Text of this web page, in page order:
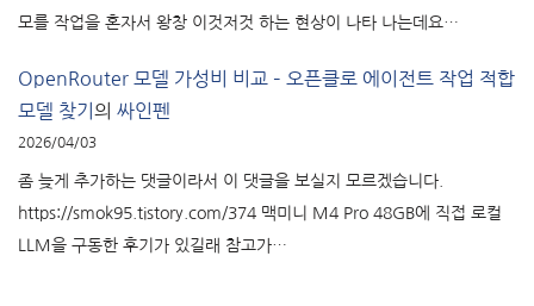
모를 작업을 혼자서 왕창 이것저것 하는 현상이 나타 나는데요…
OpenRouter 모델 가성비 비교 – 오픈클로 에이전트 작업 적합
모델 찾기 의 싸인펜
2026/04/03
좀 늦게 추가하는 댓글이라서 이 댓글을 보실지 모르겠습니다.
https://smok95.tistory.com/374 맥미니 M4 Pro 48GB에 직접 로컬
LLM을 구동한 후기가 있길래 참고가…